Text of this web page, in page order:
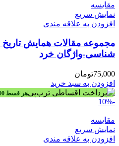
مقايسه
نمایش سریع
افزودن به علاقه مندی
مجموعه مقالات همایش
شناسی-واژگان خرد
75,000تومان
افزودن به سبد خرید
هر قسط
-10%
مقايسه
نمایش سریع
افزودن به علاقه مندی